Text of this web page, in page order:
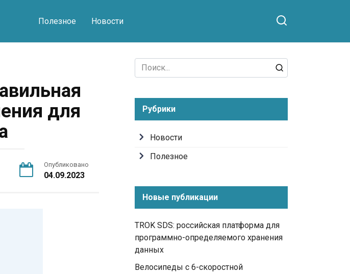
Полезное Новости
для
Опубликовано
04.09.2023
Search
for:
Рубрики
Новости
Полезное
Новые публикации
TROK SDS: российская платформа для
программно-определяемого хранения
данных
Велосипеды с 6-скоростной